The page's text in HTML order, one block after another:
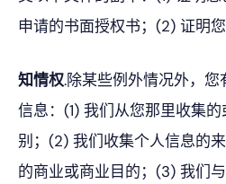
申请的书面授权书；(2) 证明您
知情权.除某些例外情况外，
信息：(1) 我们从您那里收集
别；(2) 我们收集个人信息的
的商业或商业目的；(3) 我们